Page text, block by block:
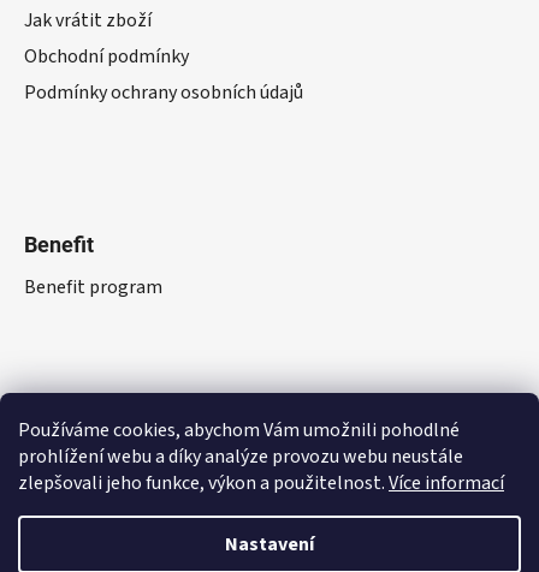
Používáme cookies, abychom Vám umožnili pohodlné
prohlížení webu a díky analýze provozu webu neustále
zlepšovali jeho funkce, výkon a použitelnost.Více informací
Nastavení
Jak vrátit zboží
Obchodní podmínky
Podmínky ochrany osobních údajů
Benefit
Benefit program